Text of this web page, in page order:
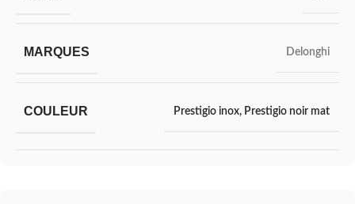
MARQUES Delonghi
COULEUR Prestigio inox, Prestigio noir mat